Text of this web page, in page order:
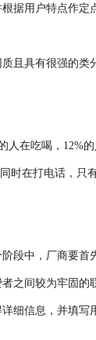
据用户特点作定
且具有很强的类
人在吃喝，12%的
时在打电话，只
段中，厂商要首
之间较为牢固的
细信息，并填写